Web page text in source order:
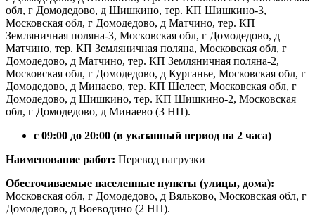
обл, г Домодедово, д Шишкино, тер. КП Шишкино-3,
Московская обл, г Домодедово, д Матчино, тер. КП
Земляничная поляна-3, Московская обл, г Домодедово, д
Матчино, тер. КП Земляничная поляна, Московская обл, г
Домодедово, д Матчино, тер. КП Земляничная поляна-2,
Московская обл, г Домодедово, д Курганье, Московская обл, г
Домодедово, д Минаево, тер. КП Шелест, Московская обл, г
Домодедово, д Шишкино, тер. КП Шишкино-2, Московская
обл, г Домодедово, д Минаево (3 НП).
с 09:00 до 20:00 (в указанный период на 2 часа)
Наименование работ: Перевод нагрузки
Обесточиваемые населенные пункты (улицы, дома):
Московская обл, г Домодедово, д Вяльково, Московская обл, г
Домодедово, д Воеводино (2 НП).